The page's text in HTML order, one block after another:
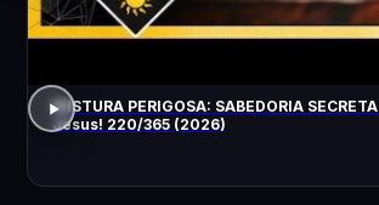
MISTURA PERIGOSA: SABEDORIA SECRETA - Bom dia,
Jesus! 220/365 (2026)